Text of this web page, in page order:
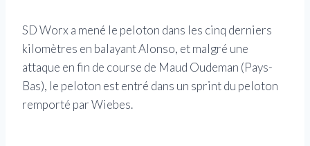
SD Worx a mené le peloton dans les cinq derniers
kilomètres en balayant Alonso, et malgré une
attaque en fin de course de Maud Oudeman (Pays-
Bas), le peloton est entré dans un sprint du peloton
remporté par Wiebes.